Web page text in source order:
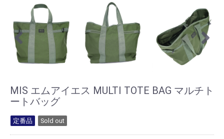
MIS エムアイエス MULTI TOTE BAG マルチト
ートバッグ
定番品 Sold out